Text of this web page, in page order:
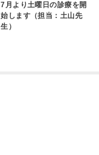
7月より土曜日の診療を開
始します（担当：土山先
生）